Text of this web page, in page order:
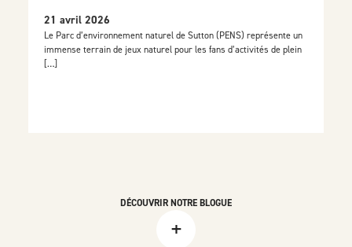
21 avril 2026
Le Parc d’environnement naturel de Sutton (PENS) représente un
immense terrain de jeux naturel pour les fans d’activités de plein
[…]
DÉCOUVRIR NOTRE BLOGUE
+